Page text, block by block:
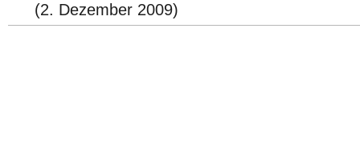
(2. Dezember 2009)